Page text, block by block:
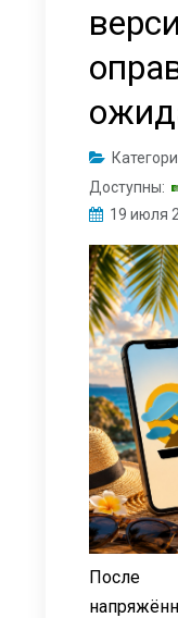
Доступны:
19 июля
После